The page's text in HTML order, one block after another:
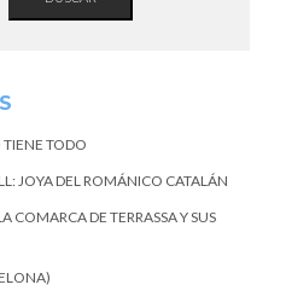
TODO
JOYA DEL ROMÁNICO CATALÁN
COMARCA DE TERRASSA Y SUS